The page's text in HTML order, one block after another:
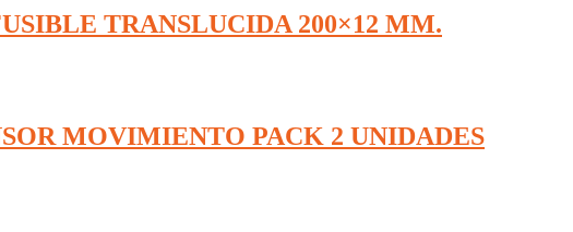
TRANSLUCIDA 200×12 MM.
MOVIMIENTO PACK 2 UNIDADES